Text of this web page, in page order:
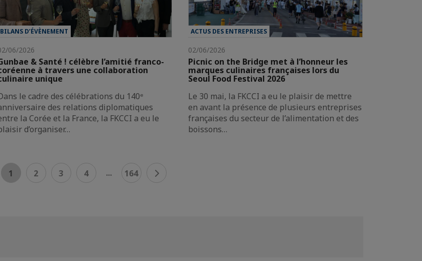
BILANS D’ÉVÈNEMENT
06/2026
& Santé ! célèbre l’amitié franco-
à travers une collaboration
unique
le cadre des célébrations du 140ᵉ
des relations diplomatiques
la Corée et la France, la FKCCI a eu le
d’organiser…
ACTUS DES ENTREPRISES
02/06/2026
Picnic on the Bridge met à l’honneur les
marques culinaires françaises lors du
Seoul Food Festival 2026
Le 30 mai, la FKCCI a eu le plaisir de mettre
en avant la présence de plusieurs entreprises
françaises du secteur de l’alimentation et des
boissons…
1 2 3 4 ... 164